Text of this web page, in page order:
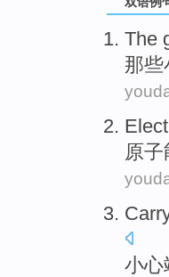
The
那些
原子
小心